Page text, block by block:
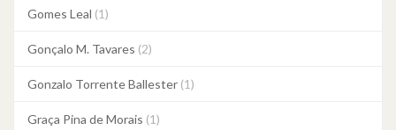
Gomes Leal (1)
Gonçalo M. Tavares (2)
Gonzalo Torrente Ballester (1)
Graça Pina de Morais (1)